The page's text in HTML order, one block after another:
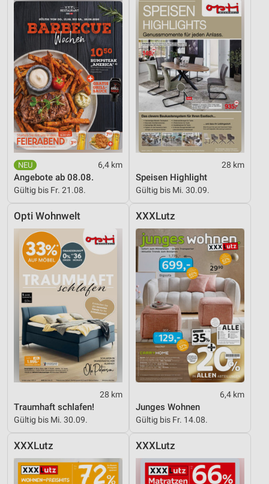
6,4 km
Angebote ab 08.08.
Gültig bis Fr. 21.08.
28 km
Speisen Highlight
Gültig bis Mi. 30.09.
Opti Wohnwelt
28 km
Traumhaft schlafen!
Gültig bis Mi. 30.09.
XXXLutz
6,4 km
Junges Wohnen
Gültig bis Fr. 14.08.
XXXLutz XXXLutz